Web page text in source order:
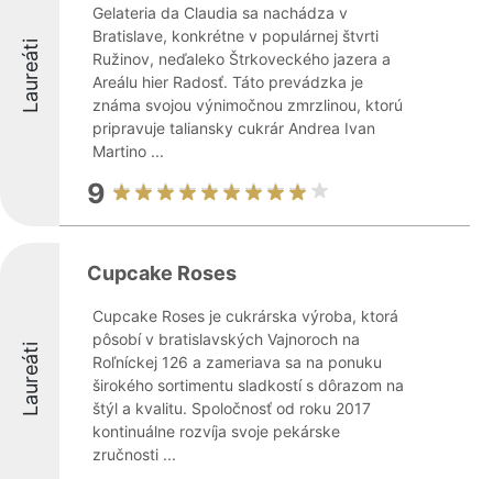
Laureáti
Gelateria da Claudia sa nachádza v
Bratislave, konkrétne v populárnej štvrti
Ružinov, neďaleko Štrkoveckého jazera a
Areálu hier Radosť. Táto prevádzka je
známa svojou výnimočnou zmrzlinou, ktorú
pripravuje taliansky cukrár Andrea Ivan
Martino ...
9
Laureáti
Cupcake Roses
Cupcake Roses je cukrárska výroba, ktorá
pôsobí v bratislavských Vajnoroch na
Roľníckej 126 a zameriava sa na ponuku
širokého sortimentu sladkostí s dôrazom na
štýl a kvalitu. Spoločnosť od roku 2017
kontinuálne rozvíja svoje pekárske
zručnosti ...